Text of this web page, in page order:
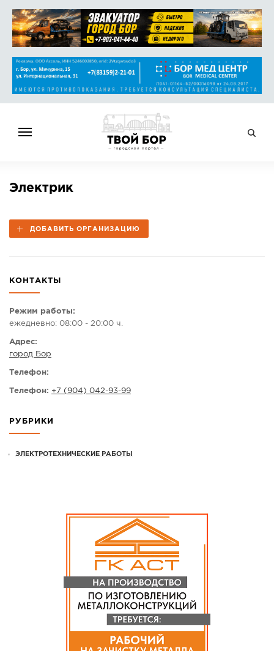
НОВОСТИ
ОБЪЯВЛЕНИЯ
КАМЕРЫ
КОНКУРСЫ
ПРЕДЛОЖИТЬ НОВОСТЬ
Электрик
ДОБАВИТЬ ОРГАНИЗАЦИЮ
КОНТАКТЫ
Режим работы:
ежедневно: 08:00 - 20:00 ч.
Адрес:
город Бор
Телефон:
Телефон: +7 (904) 042-93-99
РУБРИКИ
ЭЛЕКТРОТЕХНИЧЕСКИЕ РАБОТЫ